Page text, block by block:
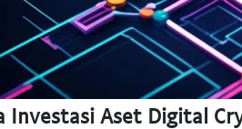
Investasi Aset Digital